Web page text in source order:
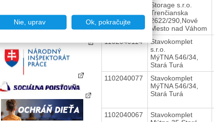
Storage s.r.o.
Trenčianska
2622/290,Nové
Mesto nad Váhom
1102040114
Stavokomplet
s.r.o.
MýTNA 546/34,
Stará Turá
1102040077
Stavokomplet
MýTNA 546/34,
Stará Turá
1102040067
Stavokomplet
Nie, uprav Ok, pokračujte